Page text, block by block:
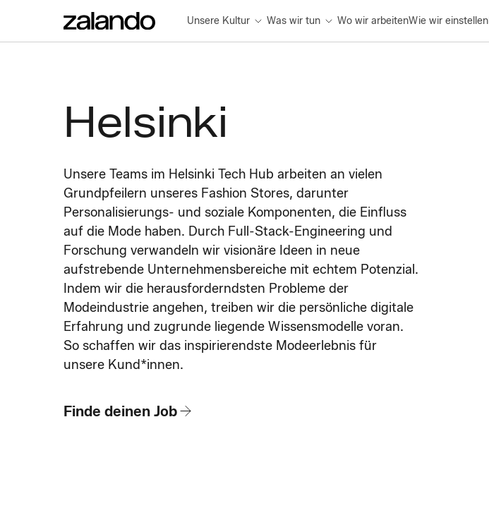
Unsere Kultur Was wir tun Wo wir arbeitenWie wir einstellen
Helsinki
Unsere Teams im Helsinki Tech Hub arbeiten an vielen
Grundpfeilern unseres Fashion Stores, darunter
Personalisierungs- und soziale Komponenten, die Einfluss
auf die Mode haben. Durch Full-Stack-Engineering und
Forschung verwandeln wir visionäre Ideen in neue
aufstrebende Unternehmensbereiche mit echtem Potenzial.
Indem wir die herausforderndsten Probleme der
Modeindustrie angehen, treiben wir die persönliche digitale
Erfahrung und zugrunde liegende Wissensmodelle voran.
So schaffen wir das inspirierendste Modeerlebnis für
unsere Kund*innen.
Finde deinen Job